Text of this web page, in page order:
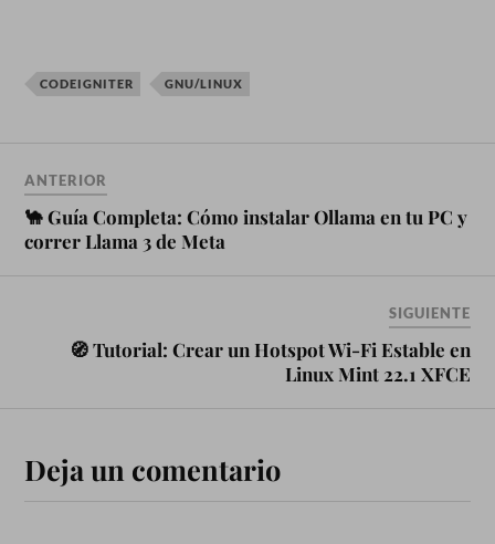
CODEIGNITER GNU/LINUX
ANTERIOR
🐪 Guía Completa: Cómo instalar Ollama en tu PC y
correr Llama 3 de Meta
SIGUIENTE
🧭 Tutorial: Crear un Hotspot Wi-Fi Estable en
Linux Mint 22.1 XFCE
Deja un comentario